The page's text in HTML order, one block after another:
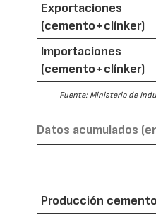
Exportaciones
(cemento+clínker)
Importaciones
(cemento+clínker)
Fuente: Ministerio de
Datos acumulados
Producción cemento